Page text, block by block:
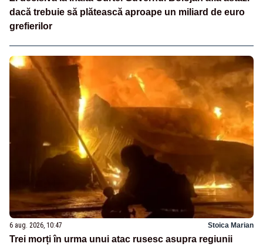
dacă trebuie să plătească aproape un miliard de euro
grefierilor
6 aug. 2026, 10:47 Stoica Marian
Trei morți în urma unui atac rusesc asupra regiunii